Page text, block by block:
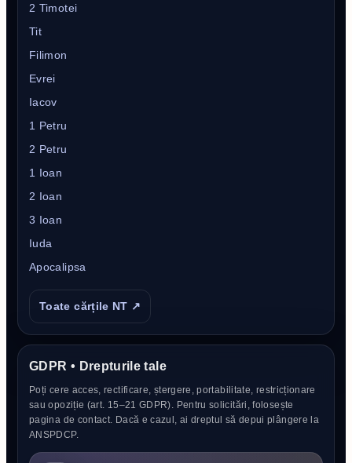
2 Timotei
Tit
Filimon
Evrei
Iacov
1 Petru
2 Petru
1 Ioan
2 Ioan
3 Ioan
Iuda
Apocalipsa
Toate cărțile NT ↗
GDPR • Drepturile tale
Poți cere acces, rectificare, ștergere, portabilitate, restricționare
sau opoziție (art. 15–21 GDPR). Pentru solicitări, folosește
pagina de contact. Dacă e cazul, ai dreptul să depui plângere la
ANSPDCP.